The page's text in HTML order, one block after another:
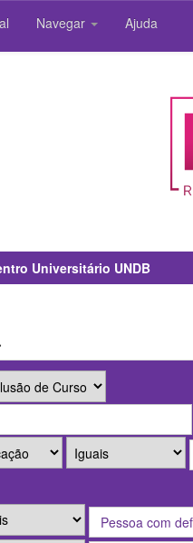
Navegar Ajuda
Universitário UNDB